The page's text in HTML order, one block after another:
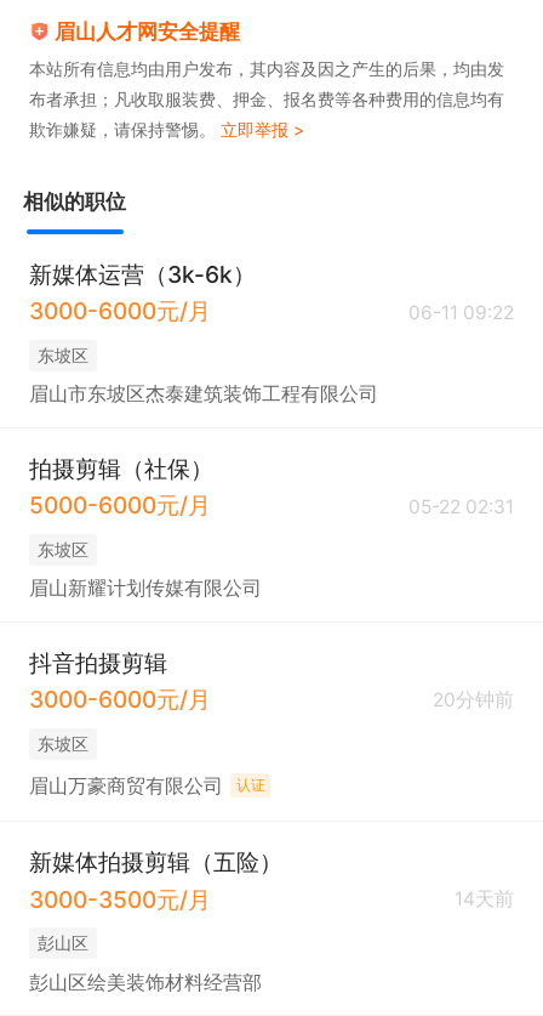
眉山人才网安全提醒
本站所有信息均由用户发布，其内容及因之产生的后果，均由发
布者承担；凡收取服装费、押金、报名费等各种费用的信息均有
欺诈嫌疑，请保持警惕。 立即举报 >
相似的职位
新媒体运营（3k-6k）
3000-6000元/月
06-11 09:22
东坡区
眉山市东坡区杰泰建筑装饰工程有限公司
拍摄剪辑（社保）
5000-6000元/月
05-22 02:31
东坡区
眉山新耀计划传媒有限公司
抖音拍摄剪辑
3000-6000元/月
20分钟前
东坡区
眉山万豪商贸有限公司 认证
新媒体拍摄剪辑（五险）
3000-3500元/月
14天前
彭山区
彭山区绘美装饰材料经营部